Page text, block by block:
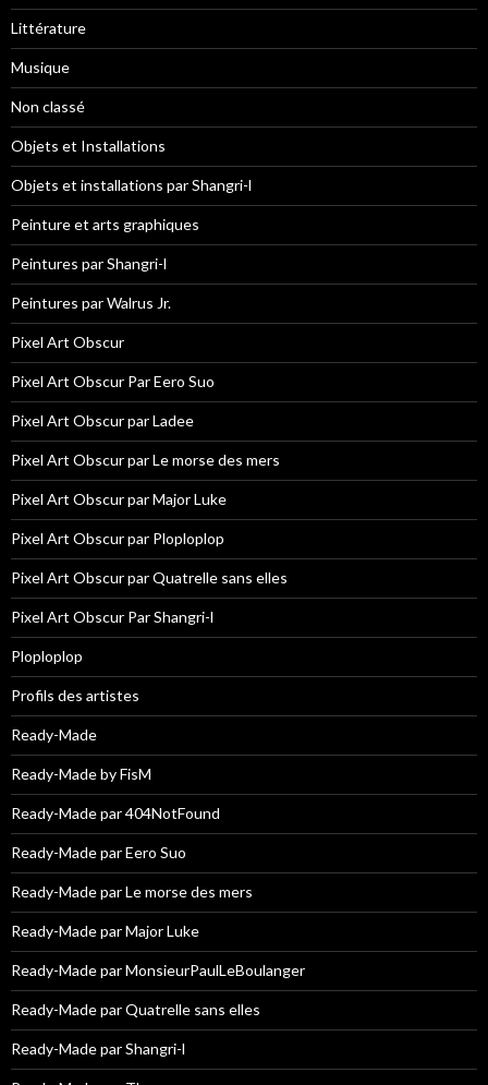
Littérature
Musique
Non classé
Objets et Installations
Objets et installations par Shangri-l
Peinture et arts graphiques
Peintures par Shangri-l
Peintures par Walrus Jr.
Pixel Art Obscur
Pixel Art Obscur Par Eero Suo
Pixel Art Obscur par Ladee
Pixel Art Obscur par Le morse des mers
Pixel Art Obscur par Major Luke
Pixel Art Obscur par Ploploplop
Pixel Art Obscur par Quatrelle sans elles
Pixel Art Obscur Par Shangri-l
Ploploplop
Profils des artistes
Ready-Made
Ready-Made by FisM
Ready-Made par 404NotFound
Ready-Made par Eero Suo
Ready-Made par Le morse des mers
Ready-Made par Major Luke
Ready-Made par MonsieurPaulLeBoulanger
Ready-Made par Quatrelle sans elles
Ready-Made par Shangri-l